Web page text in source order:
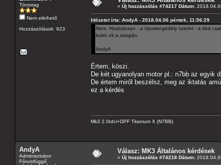
Törzstag
Nem elérhető
Hozzászólások: 923
« Új hozzászólás #74217 Dátum:
Idézetet írta: AndyA - 2018.04.06 péntek, 11:56:29
Nem. Hivatalosan - a típusengedély szerint - a tiéd
bukó ok a vizsgán.
AndyA
Értem, köszi.
De két ugyanolyan motor pl.: n7bb az egyik
De értem miről beszélsz, meg az iktatás
ez a kérdés
Mk3 2.0tdci+DPF Titanium X (N7BB)
AndyA
Adminisztrátor
Fórumfüggő
Válasz: MK3 Általános kérdések
« Új hozzászólás #74218 Dátum: